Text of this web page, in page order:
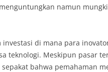
namun
di mana para
teknologi. Meskipun pasar
bahwa pemahaman